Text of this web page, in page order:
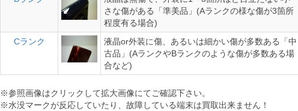
さな傷がある「準美品」(Aランクの様な傷が3箇所
程度有る場合)
Cランク
液晶or外装に傷、あるいは細かい傷が多数ある「中
古品」(AランクやBランクのような傷が多数ある場
合など)
※参照画像はクリックして拡大画像にてご確認下さい。
※水没マークが反応していたり、故障している端末は買取出来ません！